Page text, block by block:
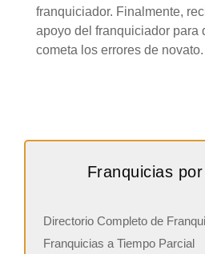
franquiciador. Finalmente,
apoyo del franquiciador para
cometa los errores de novato.
Franquicias
Directorio Completo de
Franquicias a Tiempo Parcial